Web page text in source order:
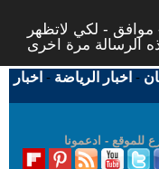
موافق - لكي لاتظهر
- اخبار الرياضة - اخبار
للموقع - ادعمونا